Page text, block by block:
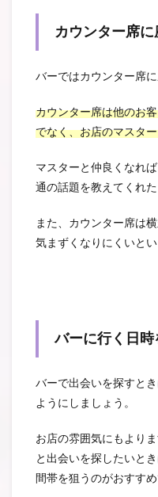
カウンター席に
バーではカウンター席
カウンター席は他のお
でなく、お店のマスタ
マスターと仲良くなれ
通の話題を教えてくれ
また、カウンター席は
気まずくなりにくいと
バーに行く日時
バーで出会いを探すと
ようにしましょう。
お店の雰囲気にもより
と出会いを探したいと
間帯を狙うのがおすすめ